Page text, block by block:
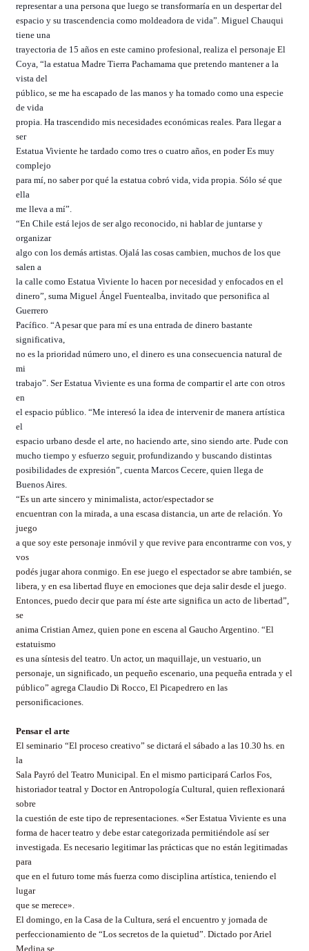
representar a una persona que luego se transformaría en un despertar del
espacio y su trascendencia como moldeadora de vida”. Miguel Chauqui
tiene una
trayectoria de 15 años en este camino profesional, realiza el personaje El
Coya, “la estatua Madre Tierra Pachamama que pretendo mantener a la
vista del
público, se me ha escapado de las manos y ha tomado como una especie
de vida
propia. Ha trascendido mis necesidades económicas reales. Para llegar a
ser
Estatua Viviente he tardado como tres o cuatro años, en poder Es muy
complejo
para mí, no saber por qué la estatua cobró vida, vida propia. Sólo sé que
ella
me lleva a mí”.
“En Chile está lejos de ser algo reconocido, ni hablar de juntarse y
organizar
algo con los demás artistas. Ojalá las cosas cambien, muchos de los que
salen a
la calle como Estatua Viviente lo hacen por necesidad y enfocados en el
dinero”, suma Miguel Ángel Fuentealba, invitado que personifica al
Guerrero
Pacífico. “A pesar que para mí es una entrada de dinero bastante
significativa,
no es la prioridad número uno, el dinero es una consecuencia natural de
mi
trabajo”. Ser Estatua Viviente es una forma de compartir el arte con otros
en
el espacio público. “Me interesó la idea de intervenir de manera artística
el
espacio urbano desde el arte, no haciendo arte, sino siendo arte. Pude con
mucho tiempo y esfuerzo seguir, profundizando y buscando distintas
posibilidades de expresión”, cuenta Marcos Cecere, quien llega de
Buenos Aires.
“Es un arte sincero y minimalista, actor/espectador se
encuentran con la mirada, a una escasa distancia, un arte de relación. Yo
juego
a que soy este personaje inmóvil y que revive para encontrarme con vos, y
vos
podés jugar ahora conmigo. En ese juego el espectador se abre también, se
libera, y en esa libertad fluye en emociones que deja salir desde el juego.
Entonces, puedo decir que para mí éste arte significa un acto de libertad”,
se
anima Cristian Arnez, quien pone en escena al Gaucho Argentino. “El
estatuismo
es una síntesis del teatro. Un actor, un maquillaje, un vestuario, un
personaje, un significado, un pequeño escenario, una pequeña entrada y el
público” agrega Claudio Di Rocco, El Picapedrero en las
personificaciones.
Pensar el arte
El seminario “El proceso creativo” se dictará el sábado a las 10.30 hs. en
la
Sala Payró del Teatro Municipal. En el mismo participará Carlos Fos,
historiador teatral y Doctor en Antropología Cultural, quien reflexionará
sobre
la cuestión de este tipo de representaciones. «Ser Estatua Viviente es una
forma de hacer teatro y debe estar categorizada permitiéndole así ser
investigada. Es necesario legitimar las prácticas que no están legitimadas
para
que en el futuro tome más fuerza como disciplina artística, teniendo el
lugar
que se merece».
El domingo, en la Casa de la Cultura, será el encuentro y jornada de
perfeccionamiento de “Los secretos de la quietud”. Dictado por Ariel
Medina se